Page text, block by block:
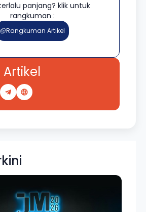
panjang? klik untuk
rangkuman :
Rangkuman Artikel